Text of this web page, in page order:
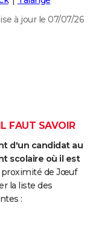
à jour le 07/07/26
FAUT SAVOIR
d'un candidat au
scolaire où il est
proximité de Jœuf
la liste des
: